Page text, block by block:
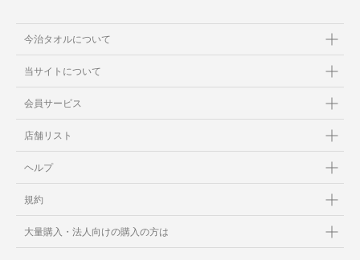
今治タオルについて
当サイトについて
会員サービス
店舗リスト
ヘルプ
規約
大量購入・法人向けの購入の方は